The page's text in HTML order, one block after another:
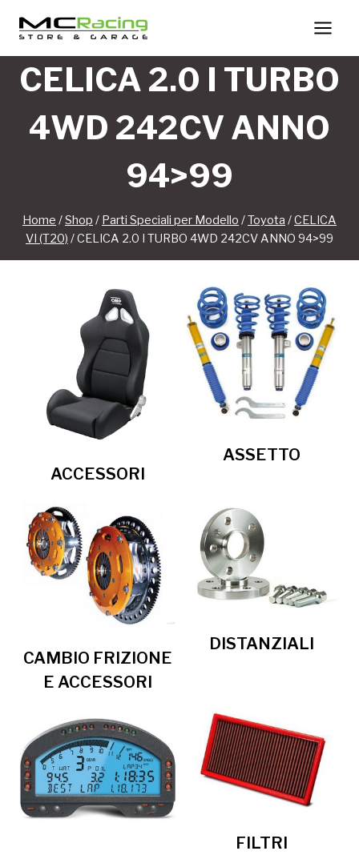
contenuto
CELICA 2.0 I TURBO
4WD 242CV ANNO
94>99
Home /Shop / Parti Speciali per Modello /Toyota /CELICA
VI (T20) /CELICA 2.0 I TURBO 4WD 242CV ANNO 94>99
ACCESSORI
ASSETTO
CAMBIO FRIZIONE
E ACCESSORI
DISTANZIALI
FILTRI